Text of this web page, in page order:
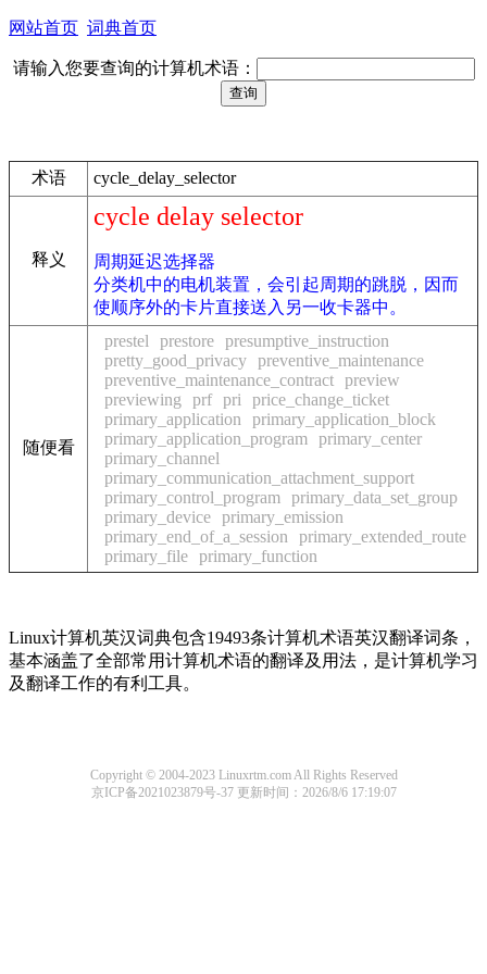
网站首页 词典首页
请输入您要查询的计算机术语：
术语 cycle_delay_selector
释义
cycle delay selector
周期延迟选择器
分类机中的电机装置，会引起周期的跳脱，因而
使顺序外的卡片直接送入另一收卡器中。
随便看
prestel prestore presumptive_instruction
pretty_good_privacy preventive_maintenance
preventive_maintenance_contract preview
previewing
prf pri
price_change_ticket
primary_application
primary_application_block
primary_application_program
primary_center
primary_channel
primary_communication_attachment_support
primary_control_program
primary_data_set_group
primary_device primary_emission
primary_end_of_a_session
primary_extended_route
primary_file primary_function
Linux计算机英汉词典包含19493条计算机术语英汉翻译词条，
基本涵盖了全部常用计算机术语的翻译及用法，是计算机学习
及翻译工作的有利工具。
Copyright © 2004-2023 Linuxrtm.com All Rights Reserved
京ICP备2021023879号-37更新时间：2026/8/6 17:19:07